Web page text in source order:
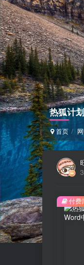
热狐计
首页
付费